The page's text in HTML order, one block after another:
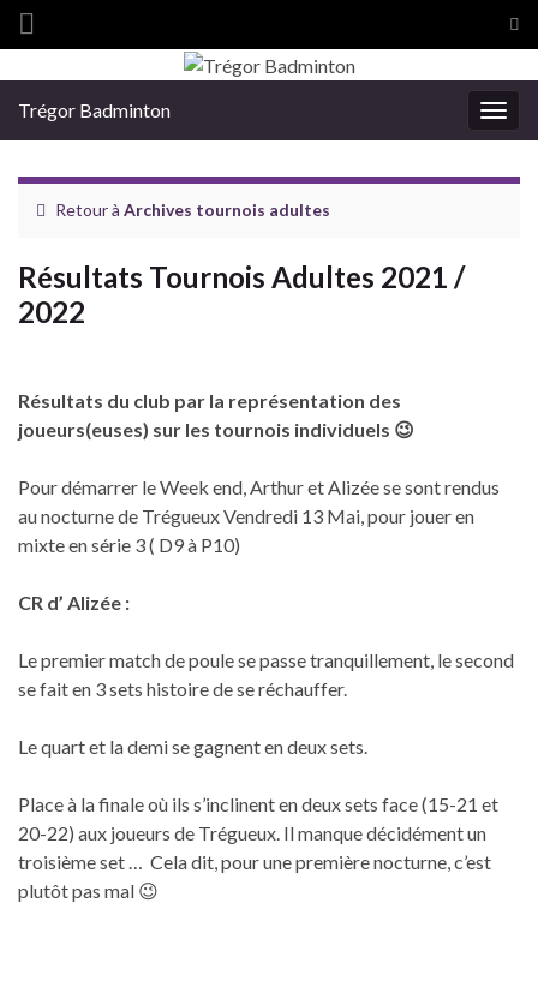
Search for:
Trégor Badminton
Retour à Archives tournois adultes
Résultats Tournois Adultes 2021 /
2022
Résultats du club par la représentation des
joueurs(euses) sur les tournois individuels 😉
Pour démarrer le Week end, Arthur et Alizée se sont rendus
au nocturne de Trégueux Vendredi 13 Mai, pour jouer en
mixte en série 3 ( D9 à P10)
CR d’ Alizée :
Le premier match de poule se passe tranquillement, le second
se fait en 3 sets histoire de se réchauffer.
Le quart et la demi se gagnent en deux sets.
Place à la finale où ils s’inclinent en deux sets face (15-21 et
20-22) aux joueurs de Trégueux. Il manque décidément un
troisième set … Cela dit, pour une première nocturne, c’est
plutôt pas mal 😉